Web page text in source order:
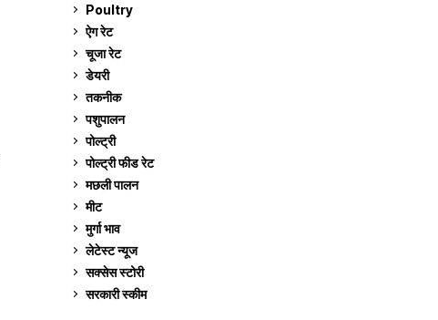
Poultry
ऐग रेट
चूजा रेट
डेयरी
तकनीक
पशुपालन
पोल्ट्री
पोल्ट्री फीड रेट
मछली पालन
मीट
मुर्गा भाव
लेटेस्ट न्यूज
सक्सेस स्टो‍री
सरकारी स्की‍म